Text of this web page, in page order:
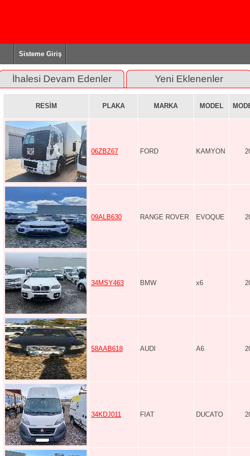
Sisteme Giriş
İhalesi Devam Edenler Yeni Eklenenler
RESİM PLAKA MARKA MODEL
06ZBZ67 FORD KAMYON
09ALB630 RANGE ROVER EVOQUE
34MSY463 BMW x6
58AAB618 AUDI A6
34KDJ011 FIAT DUCATO